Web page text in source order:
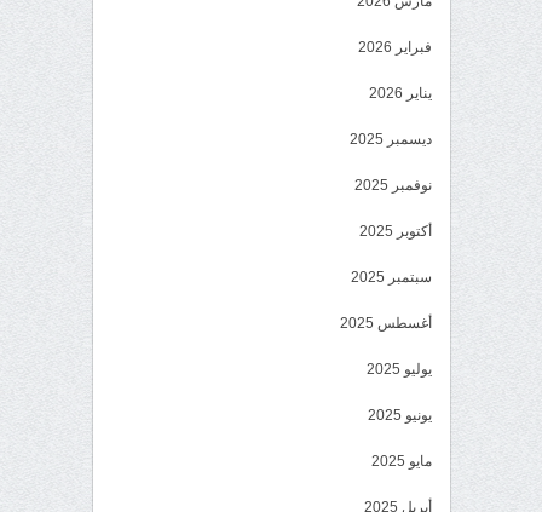
فبراير 2026
يناير 2026
ديسمبر 2025
نوفمبر 2025
أكتوبر 2025
سبتمبر 2025
أغسطس 2025
يوليو 2025
يونيو 2025
مايو 2025
أبريل 2025